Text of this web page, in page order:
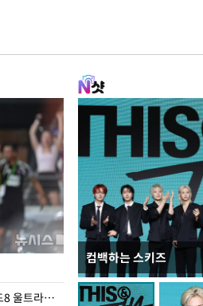
삼성전자, 7일부터 갤럭시 Z 폴드8 울트라·폴드8·플립8 출시
컴백하는 스키즈
입추 하루 앞둔 전남
폭염